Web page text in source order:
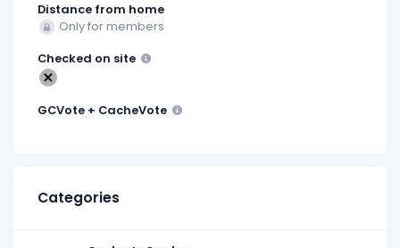
Distance from home
Only for members
Checked on site
GCVote + CacheVote
Categories